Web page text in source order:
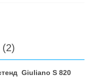
Giuliano S 820